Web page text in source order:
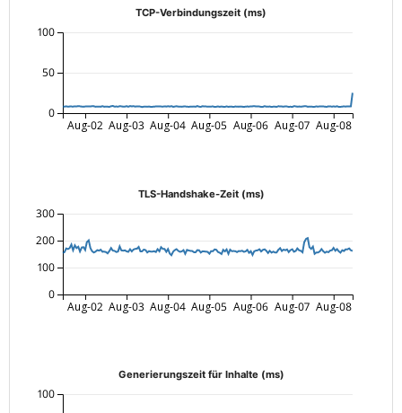
TCP-Verbindungszeit (ms)
Aug-02 Aug-03 Aug-04 Aug-05 Aug-06 Aug-07 Aug-08
0
50
100
TLS-Handshake-Zeit (ms)
Aug-02 Aug-03 Aug-04 Aug-05 Aug-06 Aug-07 Aug-08
0
100
200
300
Generierungszeit für Inhalte (ms)
100